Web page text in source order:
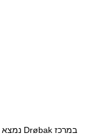
במרכז Drøbak נמצא